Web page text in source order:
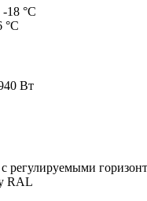
-18 °С
°С
Вт
регулируемыми
RAL